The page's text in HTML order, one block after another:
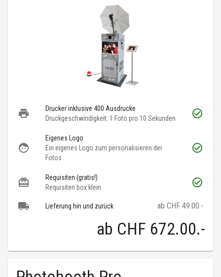
Drucker inklusive 400 Ausdrucke
Druckgeschwindigkeit: 1 Foto pro 10 Sekunden
Eigenes Logo
Ein eigenes Logo zum personalisieren der
Fotos
Requisiten (gratis!)
Requisiten box klein
Lieferung hin und zurück ab CHF 49.00.-
ab CHF 672.00.-